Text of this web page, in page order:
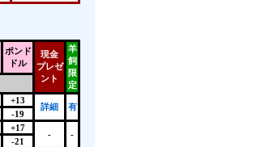
ポンド
ドル
現金
プレゼ
ント
羊
飼
限
定
+13
詳細 有
-19
+17
- -
-21